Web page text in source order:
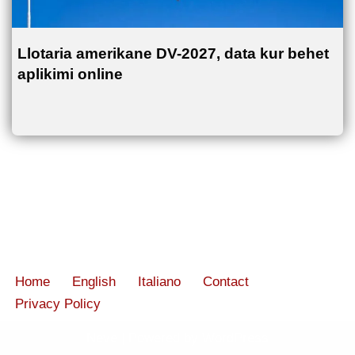
Llotaria amerikane DV-2027, data kur behet
aplikimi online
Home English Italiano
Contact
Privacy Policy